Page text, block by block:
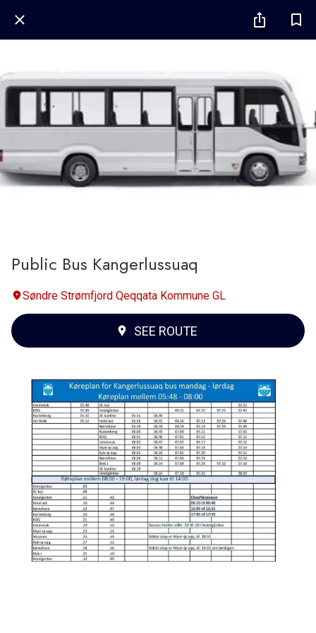
Public Bus Kangerlussuaq
Søndre Strømfjord Qeqqata Kommune GL
SEE ROUTE